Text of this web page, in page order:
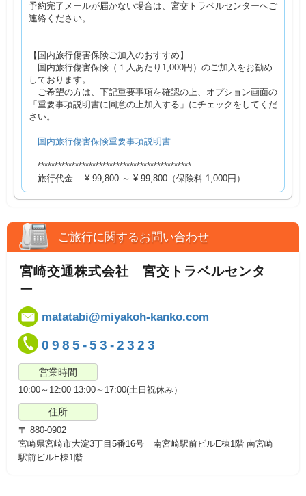
予約完了メールが届かない場合は、宮交トラベルセンターへご
連絡ください。
【国内旅行傷害保険ご加入のおすすめ】
国内旅行傷害保険（１人あたり1,000円）のご加入をお勧め
しております。
ご希望の方は、下記重要事項を確認の上、オプション画面の
「重要事項説明書に同意の上加入する」にチェックをしてくだ
さい。
国内旅行傷害保険重要事項説明書
*********************************************
旅行代金 ¥ 99,800 ～ ¥ 99,800（保険料 1,000円）
ご旅行に関するお問い合わせ
宮崎交通株式会社 宮交トラベルセンタ
ー
0985-53-2323
営業時間
10:00～12:00 13:00～17:00(土日祝休み）
matatabi@miyakoh-kanko.com
住所
〒 880-0902
宮崎県宮崎市大淀3丁目5番16号 南宮崎駅前ビルE棟1階 南宮崎
駅前ビルE棟1階